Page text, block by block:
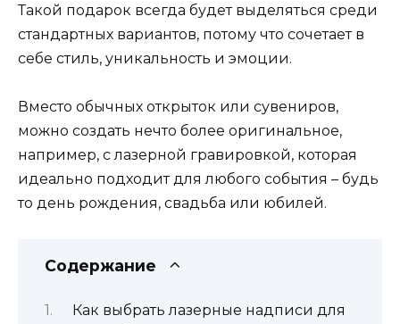
Такой подарок всегда будет выделяться среди
стандартных вариантов, потому что сочетает в
себе стиль, уникальность и эмоции.
Вместо обычных открыток или сувениров,
можно создать нечто более оригинальное,
например, с лазерной гравировкой, которая
идеально подходит для любого события – будь
то день рождения, свадьба или юбилей.
Содержание
Как выбрать лазерные надписи для